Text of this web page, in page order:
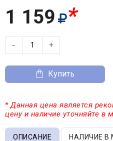
1 159 *
− +
Купить
* Данная цена является
цену и наличие уточняйте в
ОПИСАНИЕ НАЛИЧИЕ В